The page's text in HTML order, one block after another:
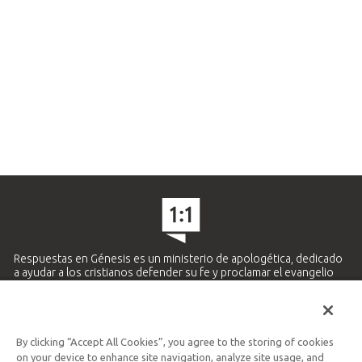
Respuestas en Génesis es un ministerio de apologética, dedicado
a ayudar a los cristianos defender su fe y proclamar el evangelio
Ministerio Hispano y Latinoamericano
By clicking “Accept All Cookies”, you agree to the storing of cookies
on your device to enhance site navigation, analyze site usage, and